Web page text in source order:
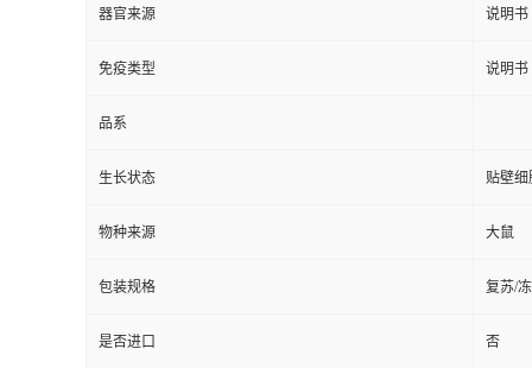
器官来源 说明书
免疫类型 说明书
品系
生长状态 贴壁细
物种来源 大鼠
包装规格 复苏/
是否进口 否